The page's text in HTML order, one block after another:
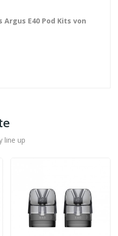
E40 Pod Kits von
line up